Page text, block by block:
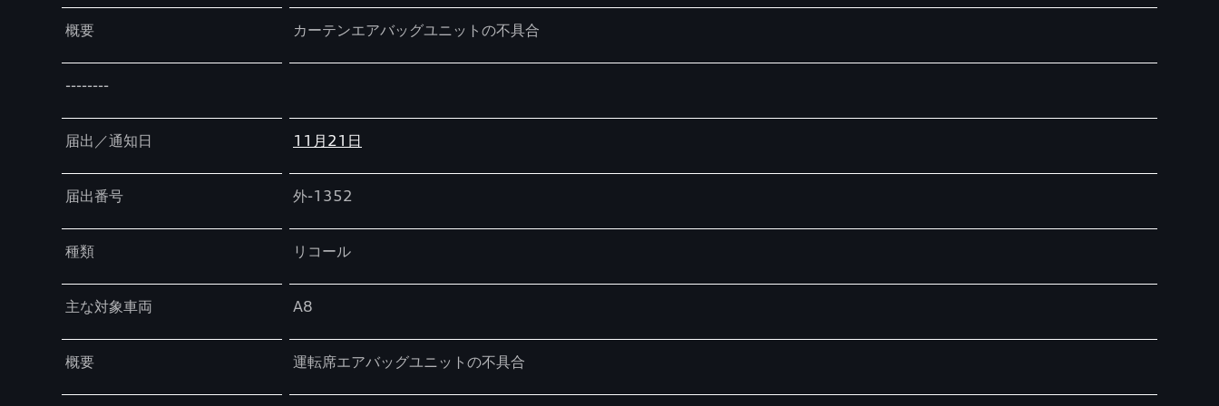
概要 カーテンエアバッグユニットの不具合
--------
届出／通知日 11月21日
届出番号 外-1352
種類 リコール
主な対象車両 A8
概要 運転席エアバッグユニットの不具合